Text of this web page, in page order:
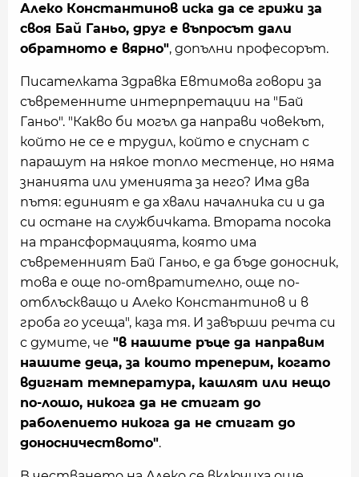
Алеко Константинов иска да се грижи за
своя Бай Ганьо, друг е въпросът дали
обратното е вярно", допълни професорът.
Писателката Здравка Евтимова говори за
съвременните интерпретации на "Бай
Ганьо". "Какво би могъл да направи човекът,
който не се е трудил, който е спуснат с
парашут на някое топло местенце, но няма
знанията или уменията за него? Има два
пътя: единият е да хвали началника си и да
си остане на службичката. Втората посока
на трансформацията, която има
съвременният Бай Ганьо, е да бъде доносник,
това е още по-отвратително, още по-
отблъскващо и Алеко Константинов и в
гроба го усеща", каза тя. И завърши речта си
с думите, че "в нашите ръце да направим
нашите деца, за които треперим, когато
вдигнат температура, кашлят или нещо
по-лошо, никога да не стигат до
раболепието никога да не стигат до
доносничеството".